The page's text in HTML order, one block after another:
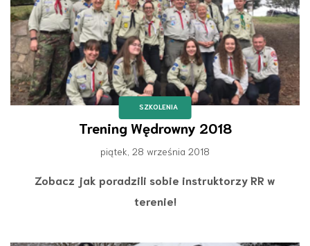
SZKOLENIA
Trening Wędrowny 2018
piątek, 28 września 2018
Zobacz jak poradzili sobie instruktorzy RR w
terenie!